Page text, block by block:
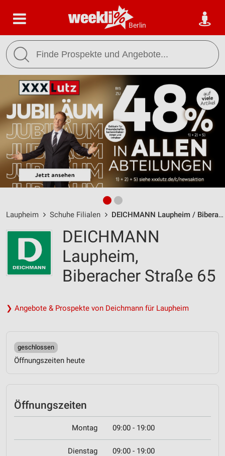
Berlin
Laupheim Schuhe Filialen DEICHMANN Laupheim / Biberacher Straße 65 - Öffnungszeiten & Adresse
DEICHMANN
Laupheim,
Biberacher Straße 65
❯ Angebote & Prospekte von Deichmann für Laupheim
geschlossen
Öffnungszeiten heute
Öffnungszeiten
Montag 09:00 - 19:00
Dienstag 09:00 - 19:00